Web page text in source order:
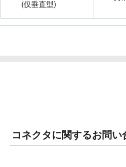
(仅垂直型)
コネクタに関するお問い